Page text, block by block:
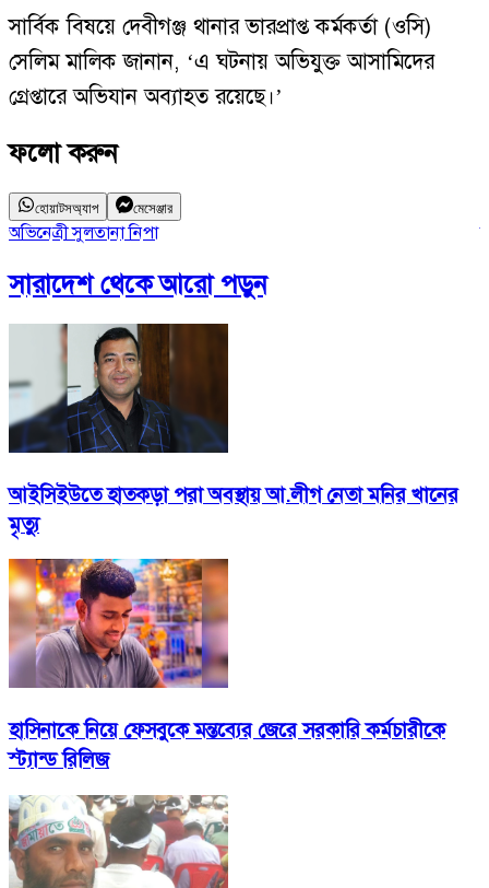
সার্বিক বিষয়ে দেবীগঞ্জ থানার ভারপ্রাপ্ত কর্মকর্তা (ওসি)
সেলিম মালিক জানান, ‘এ ঘটনায় অভিযুক্ত আসামিদের
গ্রেপ্তারে অভিযান অব্যাহত রয়েছে।’
ফলো করুন
হোয়াটসঅ্যাপ মেসেঞ্জার
অভিনেত্রী সুলতানা নিপা
সারাদেশথেকে আরো পড়ুন
আইসিইউতে হাতকড়া পরা অবস্থায় আ.লীগ নেতা মনির খানের
মৃত্যু
হাসিনাকে নিয়ে ফেসবুকে মন্তব্যের জেরে সরকারি কর্মচারীকে
স্ট্যান্ড রিলিজ